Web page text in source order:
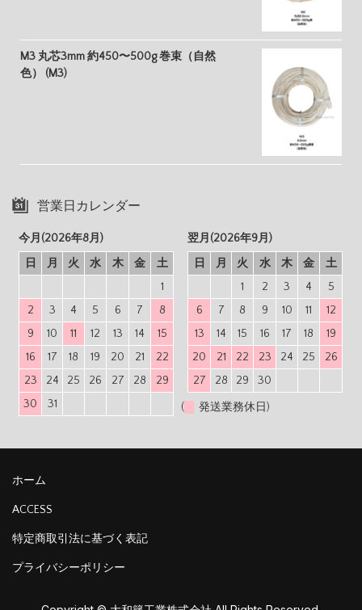
M3 丸芯3mm 約450〜500g 巻束（自然
色） (M3)
営業日カレンダー
今月(2026年8月)
日
月 火 水 木 金
土
1
2
3 4 5 6 7
8
9
10 11 12 13 14
15
16
17 18 19 20 21
22
23
24 25 26 27 28
29
30
31
翌月(2026年9月)
日
月 火 水 木 金
土
1
2 3 4
5
6
7 8 9 10 11
12
13
14 15 16 17 18
19
20
21 22 23 24 25
26
27
28 29 30
( 発送業務休日)
ホーム
ACCESS
特定商取引法に基づく表記
プライバシーポリシー